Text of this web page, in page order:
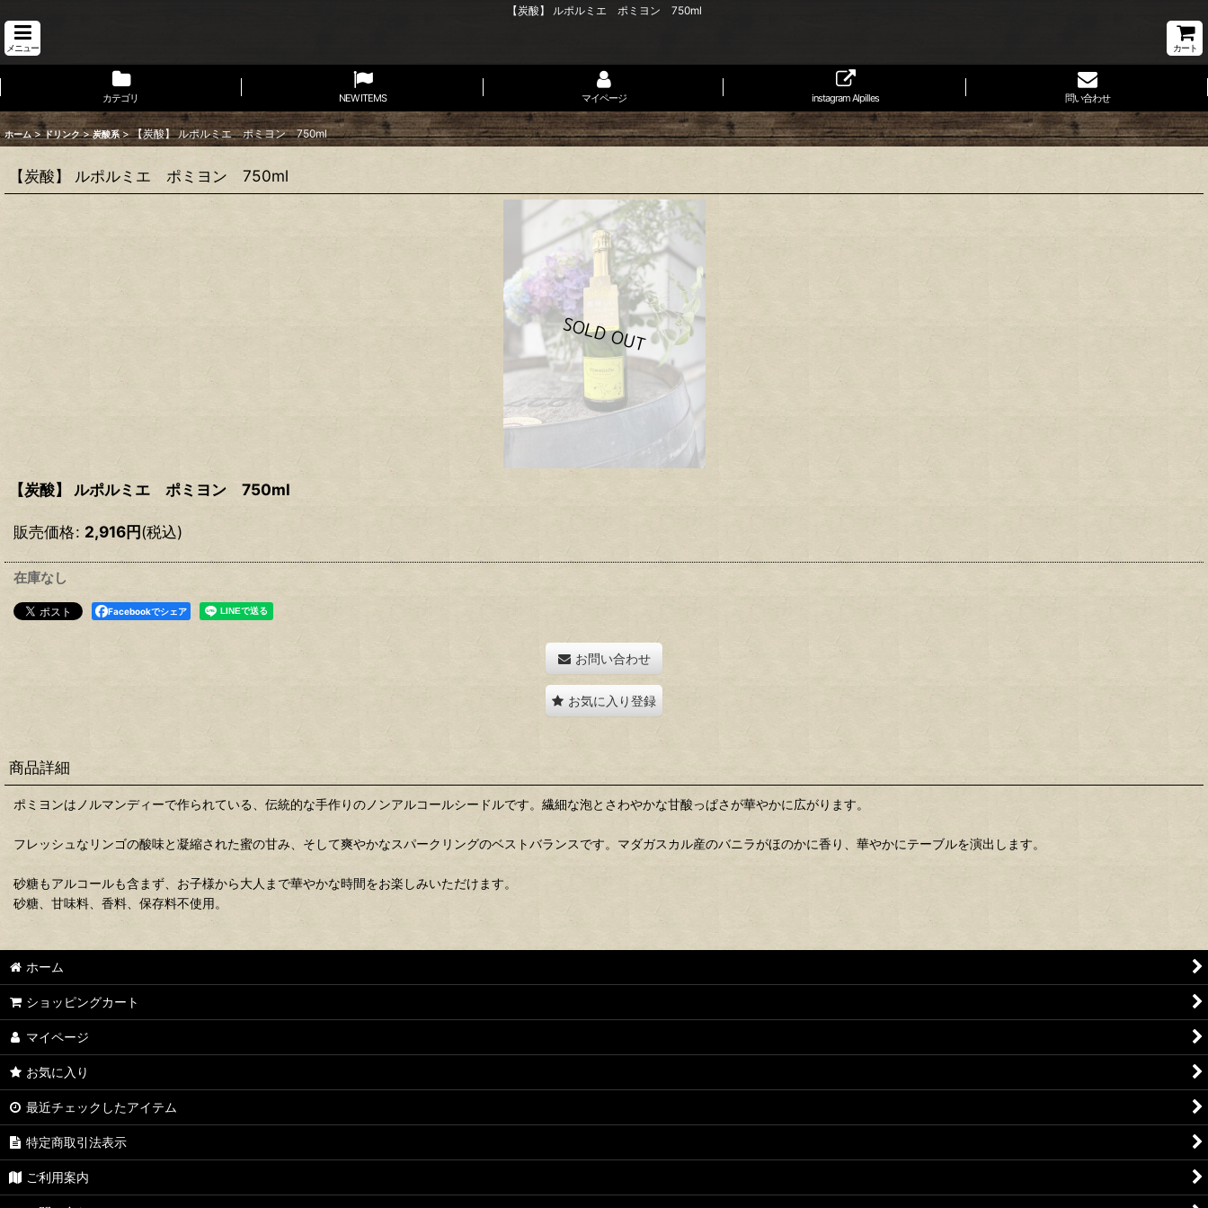
【炭酸】 ルポルミエ ポミヨン 750ml
メニュー カート
カテゴリ NEW ITEMS マイページ instagram Alpilles 問い合わせ
ホーム > ドリンク > 炭酸系 > 【炭酸】 ルポルミエ ポミヨン 750ml
【炭酸】 ルポルミエ ポミヨン 750ml
【炭酸】 ルポルミエ ポミヨン 750ml
販売価格: 2,916円(税込)
在庫なし
Facebookでシェア
お問い合わせ
お気に入り登録
商品詳細
ポミヨンはノルマンディーで作られている、伝統的な手作りのノンアルコールシードルです。繊細な泡とさわやかな甘酸っぱさが華やかに広がります。
フレッシュなリンゴの酸味と凝縮された蜜の甘み、そして爽やかなスパークリングのベストバランスです。マダガスカル産のバニラがほのかに香り、華やかにテーブルを演出します。
砂糖もアルコールも含まず、お子様から大人まで華やかな時間をお楽しみいただけます。
砂糖、甘味料、香料、保存料不使用。
ホーム
ショッピングカート
マイページ
お気に入り
最近チェックしたアイテム
特定商取引法表示
ご利用案内